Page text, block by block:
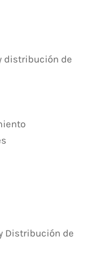
distribución de
Distribución de